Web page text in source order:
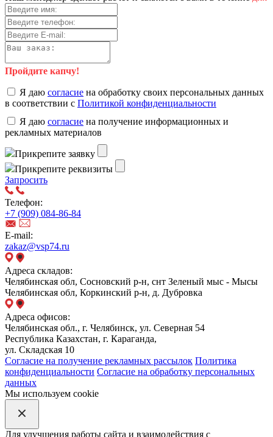
Пройдите капчу!
Я даю согласие на обработку своих персональных данных
в соответствии с Политикой конфиденциальности
Я даю согласие на получение информационных и
рекламных материалов
Прикрепите заявку
Прикрепите реквизиты
Запросить
Телефон:
+7 (909) 084-86-84
E-mail:
zakaz@vsp74.ru
Адреса складов:
Челябинская обл, Сосновский р-н, снт Зеленый мыс - Мысы
Челябинская обл, Коркинский р-н, д. Дубровка
Адреса офисов:
Челябинская обл., г. Челябинск, ул. Северная 54
Республика Казахстан, г. Караганда,
ул. Складская 10
Согласие на получение рекламных рассылок Политика
конфиденциальности Согласие на обработку персональных
данных
Мы используем cookie
Для улучшения работы сайта и взаимодействия с